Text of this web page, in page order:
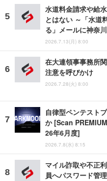
水道料金請求や給
とはない ～「水道
る」メールに神奈
2026.7.13(月) 8:00
在大連領事事務所
注意を呼びかけ
2026.7.28(火) 8:00
自律型ペンテスト
か [Scan
26年6月度]
2026.7.8(水) 8:15
マイル詐取や不正
員へパスワード管